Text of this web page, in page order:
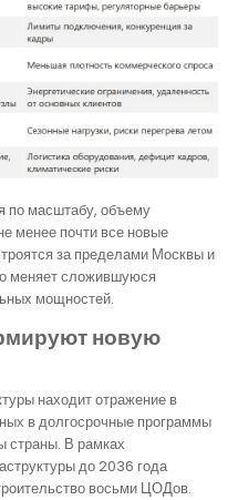
по масштабу, объему
менее почти все новые
за пределами Москвы и
меняет сложившуюся
мощностей.
новую
находит отражение в
в долгосрочные программы
страны. В рамках
до 2036 года
восьми ЦОДов.